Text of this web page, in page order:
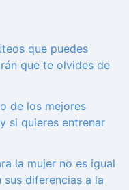
que puedes
que te olvides de
de los mejores
si quieres entrenar
la mujer no es igual
diferencias a la